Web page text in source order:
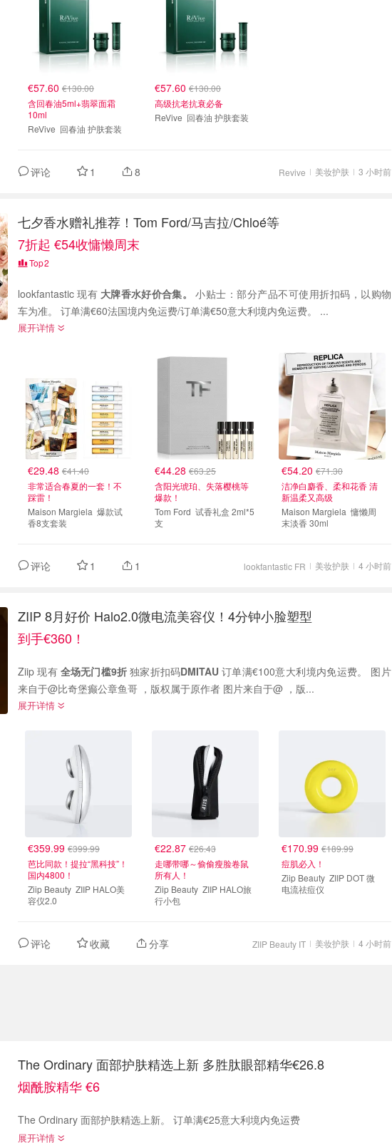
€57.60 €130.00
含回春油5ml+翡翠面霜
10ml
ReVive 回春油 护肤套装
€57.60 €130.00
高级抗老抗衰必备
ReVive 回春油 护肤套装
评论 1 8 Revive 美妆护肤 3 小时前
七夕香水赠礼推荐！Tom Ford/马吉拉/Chloé等
7折起 €54收慵懒周末
Top2
lookfantastic 现有 大牌香水好价合集。
车为准。 订单满€60法国境内免运费/订单满€50意大利境内免运费。 ...
展开详情
€29.48 €41.40
非常适合春夏的一套！不
踩雷！
Maison Margiela 爆款试
香8支套装
€44.28 €63.25
含阳光琥珀、失落樱桃等
爆款！
Tom Ford 试香礼盒 2ml*5
支
€54.20 €71.30
洁净白麝香、柔和花香 清
新温柔又高级
Maison Margiela 慵懒周
末淡香 30ml
评论 1 1 lookfantastic FR 美妆护肤 4 小时前
ZIIP 8月好价 Halo2.0微电流美容仪！4分钟小脸塑型
到手€360！
Ziip 现有 全场无门槛9折 独家折扣码DMITAU
来自于@比奇堡癫公章鱼哥 ，版权属于原作者 图片来自于@ ，版...
展开详情
€359.99 €399.99
芭比同款！提拉“黑科技”！
国内4800！
Ziip Beauty ZIIP HALO美
容仪2.0
€22.87 €26.43
走哪带哪～偷偷瘦脸卷鼠
所有人！
Ziip Beauty ZIIP HALO旅
行小包
€170.99 €189.99
痘肌必入！
Ziip Beauty ZIIP DOT 微
电流祛痘仪
评论 收藏 分享 ZIIP Beauty IT 美妆护肤 4 小时前
The Ordinary 面部护肤精选上新 多胜肽眼部精华€26.8
烟酰胺精华 €6
The Ordinary 面部护肤精选上新。 订单满€25意大利境内免运费
展开详情